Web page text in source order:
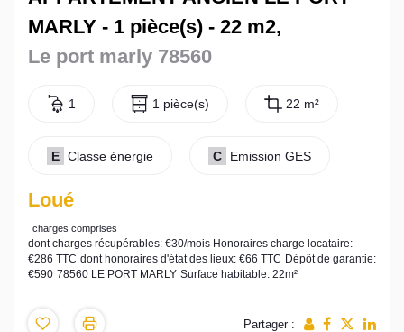
MARLY - 1 pièce(s) - 22 m2,
Le port marly 78560
1 1 pièce(s) 22 m²
E Classe énergie C Emission GES
Loué
charges comprises
dont charges récupérables: €30/mois Honoraires charge locataire:
€286 TTC dont honoraires d'état des lieux: €66 TTC Dépôt de garantie:
€590 78560 LE PORT MARLY Surface habitable: 22m²
Partager :